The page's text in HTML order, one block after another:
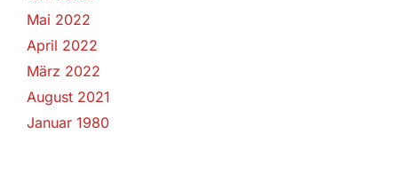
Mai 2022
April 2022
März 2022
August 2021
Januar 1980